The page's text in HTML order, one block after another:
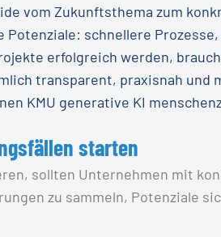
vom Zukunftsthema zum
schnellere
erfolgreich werden,
transparent, praxisnah und
KMU generative KI
starten
sollten Unternehmen mit
zu sammeln, Potenziale